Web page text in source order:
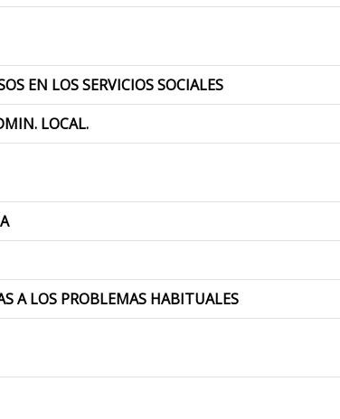
EN LOS SERVICIOS SOCIALES
LOCAL.
A LOS PROBLEMAS HABITUALES